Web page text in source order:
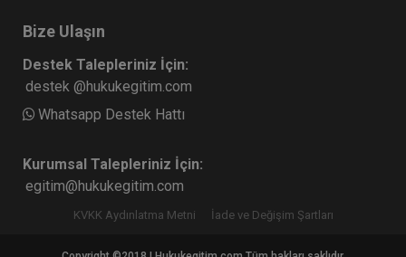
Bize Ulaşın
Destek Talepleriniz İçin:
destek @hukukegitim.com
Whatsapp Destek Hattı
Kurumsal Talepleriniz İçin:
egitim@hukukegitim.com
KVKK Aydınlatma Metni İade ve Değişim Şartları